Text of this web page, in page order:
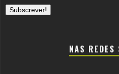
NAS REDES